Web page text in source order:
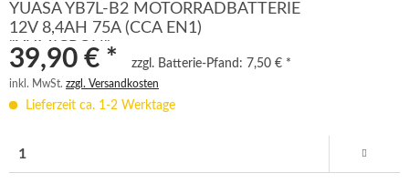
YUASA YB7L-B2 MOTORRADBATTERIE
12V 8,4AH 75A (CCA EN1)
"YUMICRON"
39,90 € * zzgl. Batterie-Pfand: 7,50 € *
inkl. MwSt. zzgl. Versandkosten
Lieferzeit ca. 1-2 Werktage